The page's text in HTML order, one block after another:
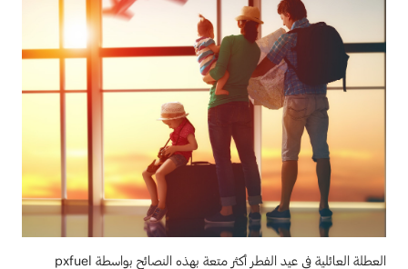
العطلة العائلية في عيد الفطر أكثر متعة بهذه النصائح بواسطة pxfuel